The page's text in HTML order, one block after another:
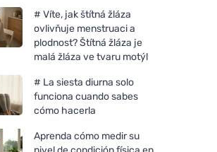
# Víte, jak štítná žláza
ovlivňuje menstruaci a
plodnost? Štítná žláza je
malá žláza ve tvaru motýl
# La siesta diurna solo
funciona cuando sabes
cómo hacerla
Aprenda cómo medir su